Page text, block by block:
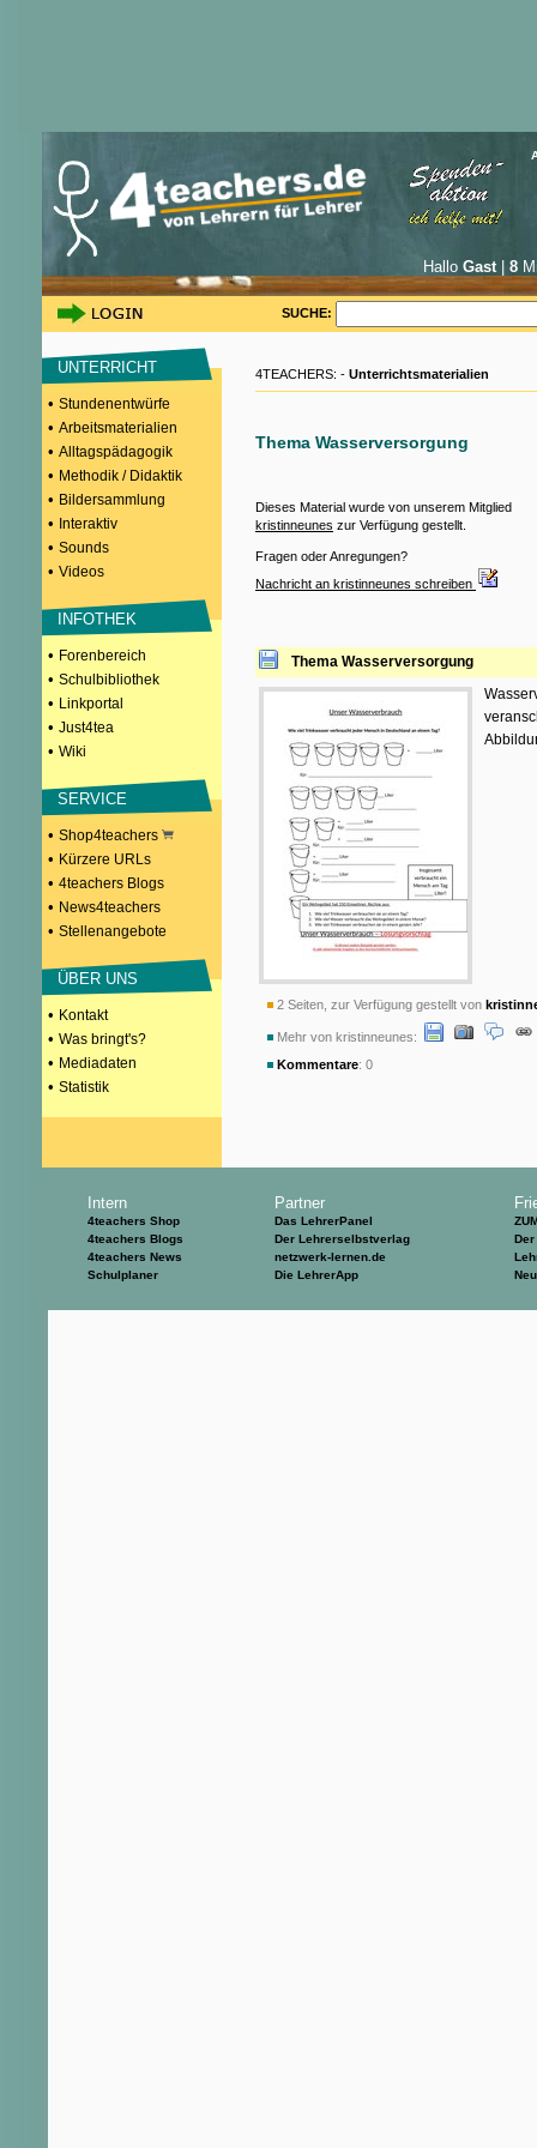
Hallo Gast| 8
SUCHE:
UNTERRICHT
• Stundenentwürfe
• Arbeitsmaterialien
• Alltagspädagogik
• Methodik / Didaktik
• Bildersammlung
• Interaktiv
• Sounds
• Videos
INFOTHEK
• Forenbereich
• Schulbibliothek
• Linkportal
• Just4tea
• Wiki
SERVICE
• Shop4teachers
• Kürzere URLs
• 4teachers Blogs
• News4teachers
• Stellenangebote
ÜBER UNS
• Kontakt
• Was bringt's?
• Mediadaten
• Statistik
4TEACHERS: - Unterrichtsmaterialien
Thema Wasserversorgung
Dieses Material wurde von unserem Mitglied
kristinneunes zur Verfügung gestellt.
Fragen oder Anregungen?
Nachricht an kristinneunes schreiben
Thema Wasserversorgung
2 Seiten, zur Verfügung gestellt von
Mehr von kristinneunes:
Kommentare: 0
Intern
4teachers Shop
4teachers Blogs
4teachers News
Schulplaner
Partner
Das LehrerPanel
Der Lehrerselbstverlag
netzwerk-lernen.de
Die LehrerApp